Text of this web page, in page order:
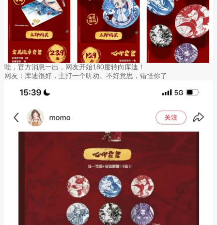
哇，官方消息一出，网友开始180度转向库迪！
网友：库迪很好，主打一个听劝。不好意思，错怪你了